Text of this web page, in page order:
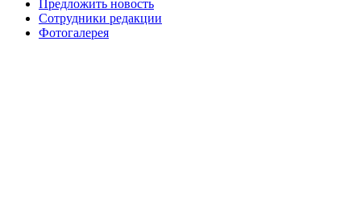
Предложить новость
Сотрудники редакции
Фотогалерея